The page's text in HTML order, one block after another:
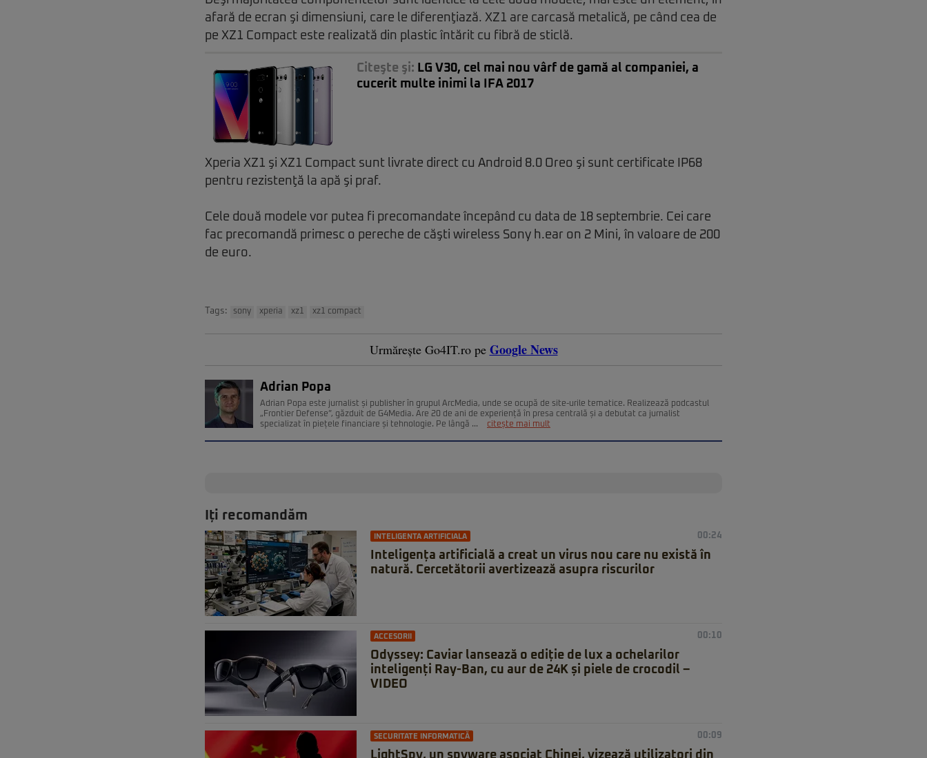
afară de ecran şi dimensiuni, care le diferenţiază. XZ1 are carcasă metalică, pe când cea de
pe XZ1 Compact este realizată din plastic întărit cu fibră de sticlă.
Citeşte şi: LG V30, cel mai nou vârf de gamă al companiei, a
cucerit multe inimi la IFA 2017
Xperia XZ1 şi XZ1 Compact sunt livrate direct cu Android 8.0 Oreo şi sunt certificate IP68
pentru rezistenţă la apă şi praf.
Cele două modele vor putea fi precomandate începând cu data de 18 septembrie. Cei care
fac precomandă primesc o pereche de căşti wireless Sony h.ear on 2 Mini, în valoare de 200
de euro.
Tags: sony xperia xz1 xz1 compact
Urmărește Go4IT.ro pe Google News
Adrian Popa
Adrian Popa este jurnalist și publisher în grupul ArcMedia, unde se ocupă de site-urile tematice. Realizează podcastul
„Frontier Defense”, găzduit de G4Media. Are 20 de ani de experiență în presa centrală și a debutat ca jurnalist
specializat în piețele financiare și tehnologie. Pe lângă ...
citește mai mult
Iți recomandăm
INTELIGENTA ARTIFICIALA 00:24
Inteligența artificială a creat un virus nou care nu există în
natură. Cercetătorii avertizează asupra riscurilor
ACCESORII 00:10
Odyssey: Caviar lansează o ediție de lux a ochelarilor
inteligenți Ray-Ban, cu aur de 24K și piele de crocodil –
VIDEO
SECURITATE INFORMATICĂ 00:09
LightSpy, un spyware asociat Chinei, vizează utilizatori din